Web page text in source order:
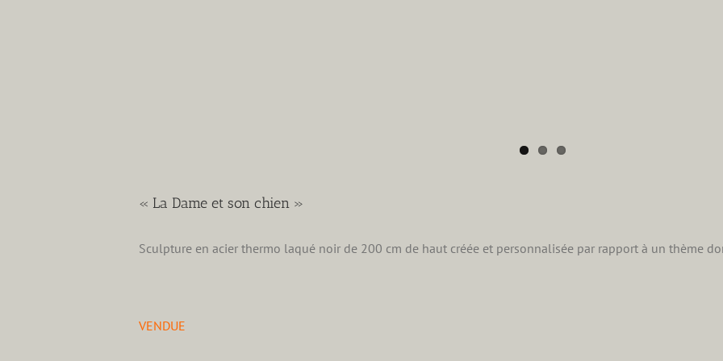
« La Dame et son chien »
Sculpture en acier thermo laqué noir de 200 cm de haut créée et personnalisée par rapport à un thème
VENDUE